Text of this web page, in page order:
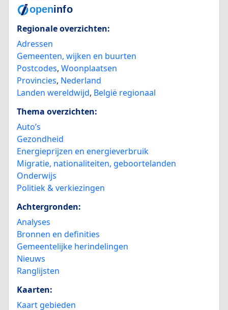
Regionale overzichten:
Adressen
Gemeenten, wijken en buurten
Postcodes, Woonplaatsen
Provincies, Nederland
Landen wereldwijd, België regionaal
Thema overzichten:
Auto’s
Gezondheid
Energieprijzen en energieverbruik
Migratie, nationaliteiten, geboortelanden
Onderwijs
Politiek & verkiezingen
Achtergronden:
Analyses
Bronnen en definities
Gemeentelijke herindelingen
Nieuws
Ranglijsten
Kaarten:
Kaart gebieden